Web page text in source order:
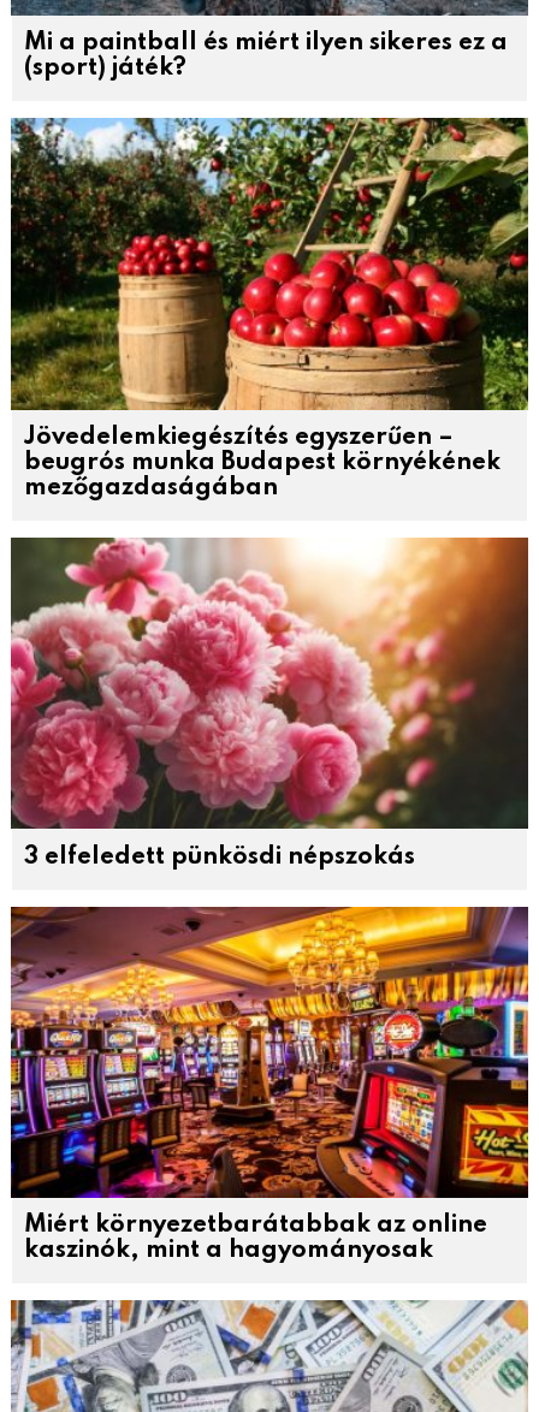
Mi a paintball és miért ilyen sikeres ez a
(sport) játék?
Jövedelemkiegészítés egyszerűen –
beugrós munka Budapest környékének
mezőgazdaságában
3 elfeledett pünkösdi népszokás
Miért környezetbarátabbak az online
kaszinók, mint a hagyományosak